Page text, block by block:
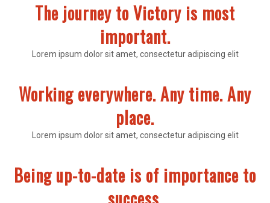
The journey to Victory is most
important.
Lorem ipsum dolor sit amet, consectetur adipiscing elit
Working everywhere. Any time. Any
place.
Lorem ipsum dolor sit amet, consectetur adipiscing elit
Being up-to-date is of importance to